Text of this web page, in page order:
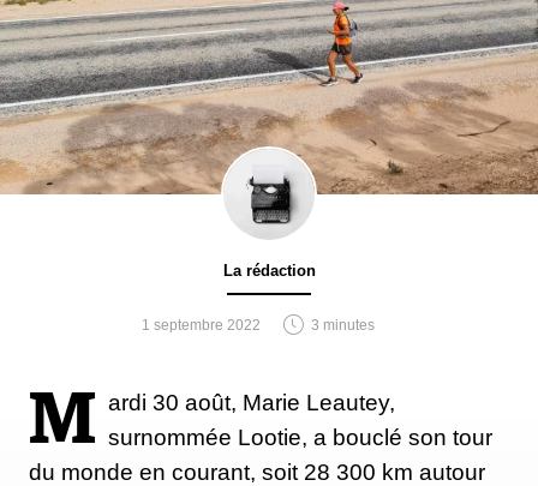
La rédaction
1 septembre 2022 3 minutes
M ardi 30 août, Marie Leautey,
surnommée Lootie, a bouclé son tour
du monde en courant, soit 28 300 km autour